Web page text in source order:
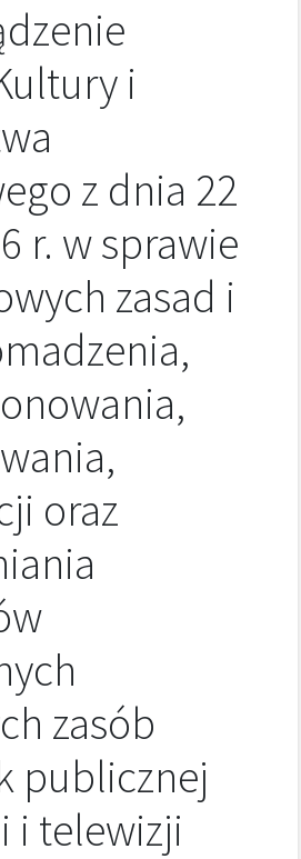
i
z dnia 22
r. w sprawie
zasad i
oraz
zasób
publicznej
i telewizji